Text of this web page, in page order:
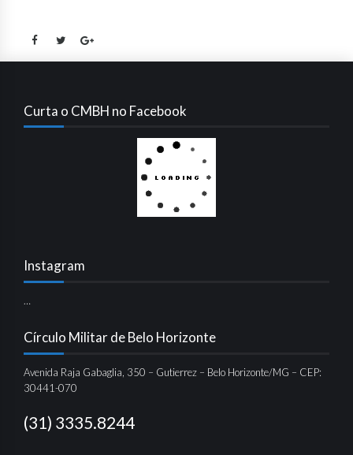
Curta o CMBH no Facebook
Instagram
…
Círculo Militar de Belo Horizonte
Avenida Raja Gabaglia, 350 – Gutierrez – Belo Horizonte/MG – CEP:
30441-070
(31) 3335.8244